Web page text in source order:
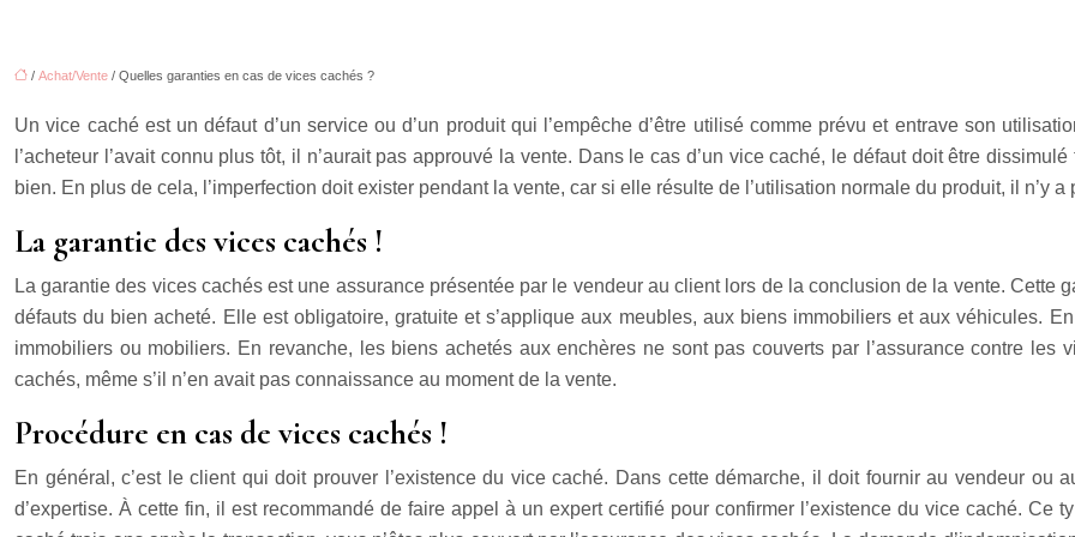
/ Achat/Vente / Quelles garanties en cas de vices cachés ?
Un vice caché est un défaut d’un service ou d’un produit qui l’empêche d’être utilisé comme prévu et entrave son
l’acheteur l’avait connu plus tôt, il n’aurait pas approuvé la vente. Dans le cas d’un vice caché, le défaut doit être
bien. En plus de cela, l’imperfection doit exister pendant la vente, car si elle résulte de l’utilisation normale du produit, il n’y a
La garantie des vices cachés !
La garantie des vices cachés est une assurance présentée par le vendeur au client lors de la conclusion de la vente. Cette
défauts du bien acheté. Elle est obligatoire, gratuite et s’applique aux meubles, aux biens immobiliers et aux véhicules.
immobiliers ou mobiliers. En revanche, les biens achetés aux enchères ne sont pas couverts par l’assurance contre
cachés, même s’il n’en avait pas connaissance au moment de la vente.
Procédure en cas de vices cachés !
En général, c’est le client qui doit prouver l’existence du vice caché. Dans cette démarche, il doit fournir au vendeur ou
d’expertise. À cette fin, il est recommandé de faire appel à un expert certifié pour confirmer l’existence du vice caché.